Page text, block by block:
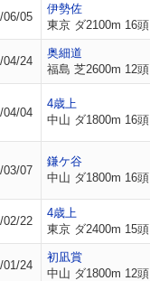
06/05
伊勢佐
東京 ダ2100m 16頭
04/24
奥細道
福島 芝2600m 12頭
04/04
4歳上
中山 ダ1800m 16頭
03/07
鎌ケ谷
中山 ダ1800m 16頭
02/22
4歳上
東京 ダ2400m 15頭
01/24
初凪賞
中山 ダ1800m 12頭